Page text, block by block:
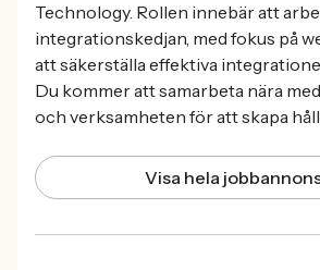
Technology. Rollen innebär att
integrationskedjan, med fokus på
att säkerställa effektiva
Du kommer att samarbeta nära
och verksamheten för att skapa
Visa hela